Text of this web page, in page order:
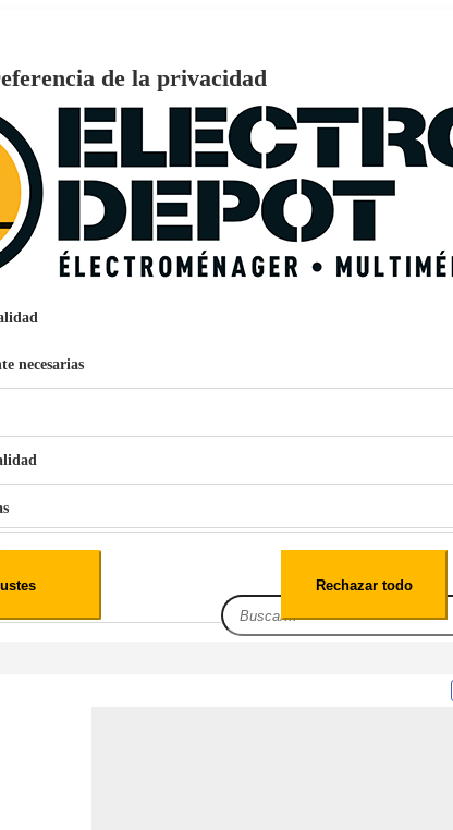
1,1L Limpia Sofás Alfombras Coche SP3
159€ 96
Pago aplazos
EcoTank EPSON ET-2861
de la privacidad
necesarias
Rechazar todo